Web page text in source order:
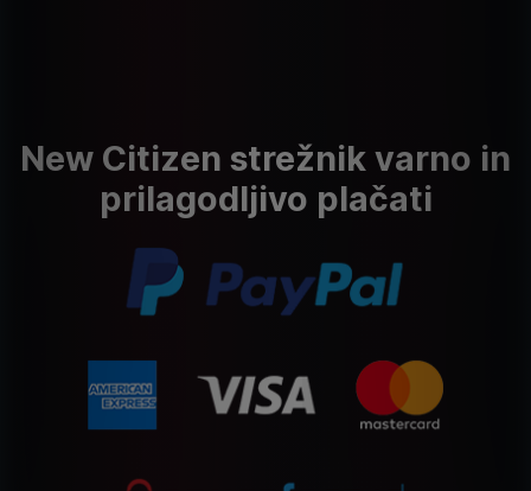
New Citizen strežnik varno in
prilagodljivo plačati